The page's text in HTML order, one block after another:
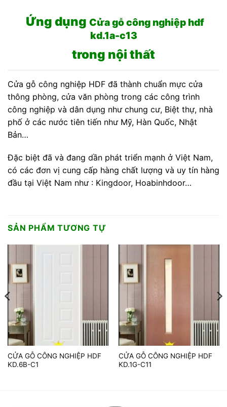
Ứng dụng Cửa gỗ công nghiệp hdf
kd.1a-c13
trong nội thất
Cửa gỗ công nghiệp HDF đã thành chuẩn mực cửa
thông phòng, cửa văn phòng trong các công trình
công nghiệp và dân dụng như chung cư, Biệt thự, nhà
phố ở các nước tiên tiến như Mỹ, Hàn Quốc, Nhật
Bản…
Đặc biệt đã và đang dần phát triển mạnh ở Việt Nam,
có các đơn vị cung cấp hàng chất lượng và uy tín hàng
đầu tại Việt Nam như : Kingdoor, Hoabinhdoor…
SẢN PHẨM TƯƠNG TỰ
CỬA GỖ CÔNG NGHIỆP HDF
KD.6B-C1
CỬA GỖ CÔNG NGHIỆP HDF
KD.1G-C11